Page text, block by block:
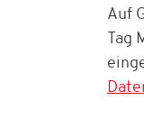
Auf
Tag